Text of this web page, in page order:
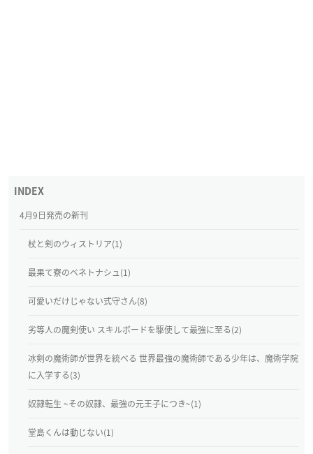
4月9日発売の新刊
杖と剣のウィストリア(1)
最果て寮のベネトナシュ(1)
可愛いだけじゃない式守さん(8)
劣等人の魔剣使い スキルボードを駆使して最強に至る(2)
冰剣の魔術師が世界を統べる 世界最強の魔術師である少年は、魔術学院
に入学する(3)
奴隷転生 ~その奴隷、最強の元王子につき~(1)
堂島くんは動じない(1)